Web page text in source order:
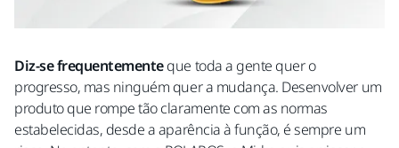
Diz-se frequentementeque toda a gente quer o
progresso, mas ninguém quer a mudança. Desenvolver um
produto que rompe tão claramente com as normas
estabelecidas, desde a aparência à função, é sempre um